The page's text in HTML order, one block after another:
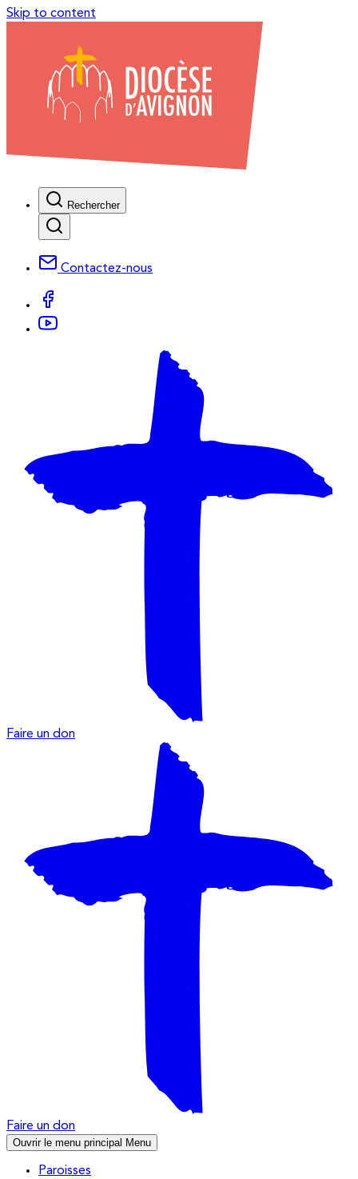
Skip to content
Rechercher
Contactez-nous
Faire un don
Faire un don
Ouvrir le menu principal Menu
Paroisses